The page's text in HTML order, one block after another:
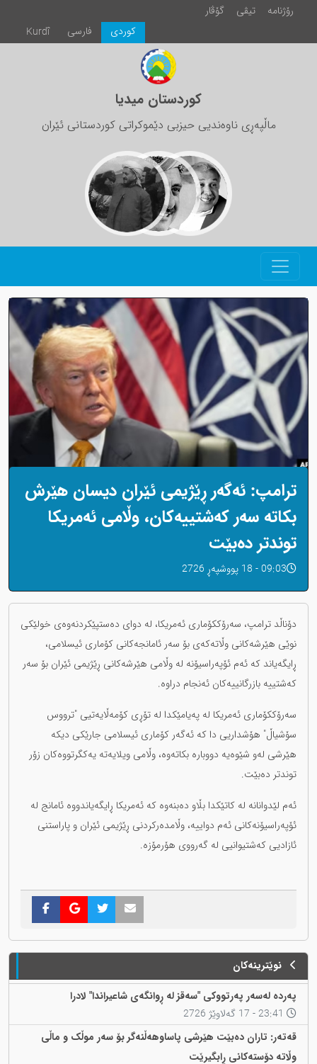
رۆژنامە تیڤی
گۆڤار
Kurdî
فارسی كوردی
کوردستان میدیا
ماڵپەڕی ناوەندیی حیزبی دێموکراتی کوردستانی ئێران
ترامپ: ئەگەر ڕێژیمی ئێران دیسان هێرش
بکاتە سەر کەشتییەکان، وڵامی ئەمریکا
توندتر دەبێت
09:03 - 18 پووشپەڕ 2726
دۆناڵد ترامپ، سەرۆککۆماری ئەمریکا، لە دوای دەستپێکردنەوەی خولێکی
نوێی هێرشەکانی وڵاتەکەی بۆ سەر ئامانجەکانی کۆماری ئیسلامی،
ڕایگەیاند کە ئەم ئۆپەراسیۆنە لە وڵامی هێرشەکانی ڕێژیمی ئێران بۆ سەر
کەشتییە بازرگانییەکان ئەنجام دراوە.
سەرۆککۆماری ئەمریکا لە پەیامێکدا لە تۆڕی کۆمەڵایەتیی "ترووس
سۆشیاڵ" هۆشداریی دا کە ئەگەر کۆماری ئیسلامی جارێکی دیکە
هێرشی لەو شێوەیە دووبارە بکاتەوە، وڵامی ویلایەتە یەکگرتووەکان زۆر
توندتر دەبێت.
ئەم لێدوانانە لە کاتێکدا بڵاو دەبنەوە کە ئەمریکا ڕایگەیاندووە ئامانج لە
ئۆپەراسیۆنەکانی ئەم دواییە، وڵامدەرکردنی ڕێژیمی ئێران و پاراستنی
ئازادیی کەشتیوانیی لە گەرووی هۆرمۆزە.
نوێترینەکان
پەردە لەسەر پەرتووکی "سەقز لە ڕوانگەی شاعیراندا" لادرا
قەتەر: تاران دەبێت هێرشی پاساوهەڵنەگر بۆ سەر موڵک و ماڵی
وڵاتە دۆستەکانی ڕابگیرێت